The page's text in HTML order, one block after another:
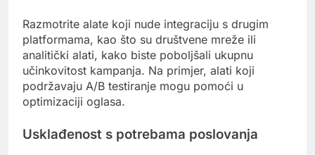
Razmotrite alate koji nude integraciju s drugim
platformama, kao što su društvene mreže ili
analitički alati, kako biste poboljšali ukupnu
učinkovitost kampanja. Na primjer, alati koji
podržavaju A/B testiranje mogu pomoći u
optimizaciji oglasa.
Usklađenost s potrebama poslovanja